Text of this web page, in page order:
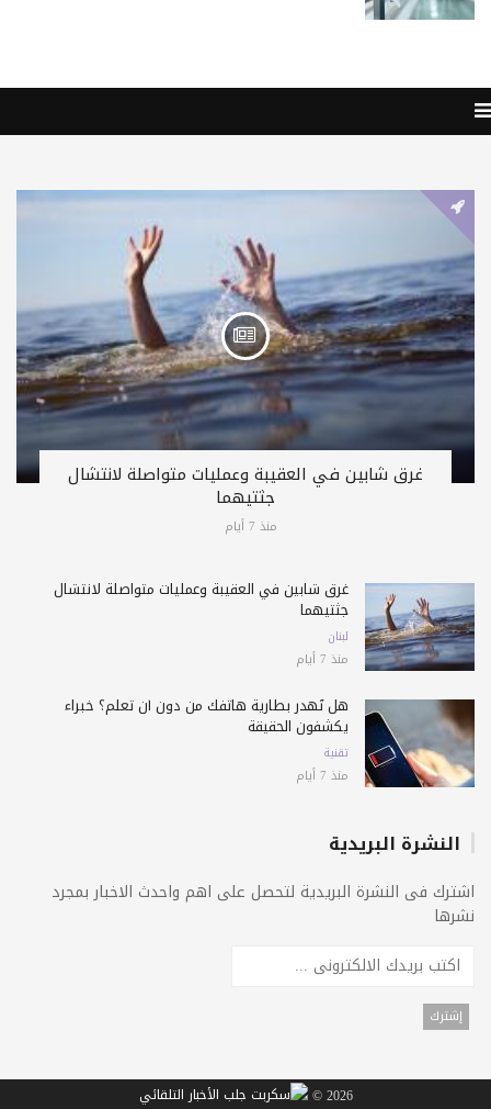
غرق شابين في العقيبة وعمليات متواصلة لانتشال
جثتيهما
منذ 7 أيام
غرق شابين في العقيبة وعمليات متواصلة لانتشال
جثتيهما
لبنان
منذ 7 أيام
هل تُهدر بطارية هاتفك من دون أن تعلم؟ خبراء
يكشفون الحقيقة
تقنية
منذ 7 أيام
النشرة البريدية
اشترك فى النشرة البريدية لتحصل على اهم واحدث الاخبار بمجرد
نشرها
2026 ©